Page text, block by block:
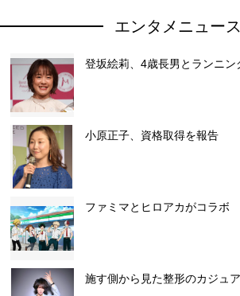
エンタメニュース
登坂絵莉、4歳長男とランニン
小原正子、資格取得を報告
ファミマとヒロアカがコラボ
施す側から見た整形のカジュ